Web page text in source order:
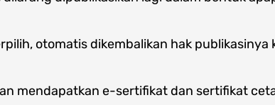
otomatis dikembalikan hak publikasinya
mendapatkan e-sertifikat dan sertifikat